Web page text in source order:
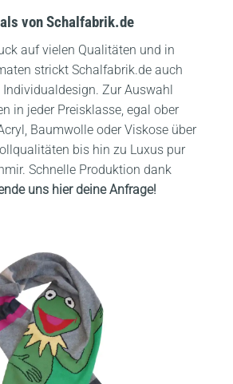
von Schalfabrik.de
auf vielen Qualitäten und in
strickt Schalfabrik.de auch
Zur Auswahl
in jeder Preisklasse, egal ober
Baumwolle oder Viskose über
bis hin zu Luxus pur
Schnelle Produktion dank
uns hier deine Anfrage!